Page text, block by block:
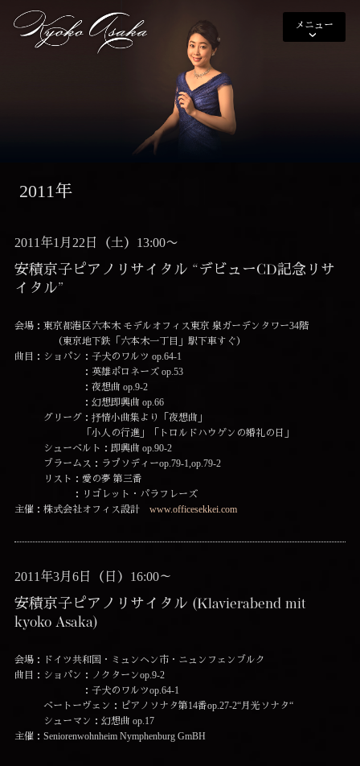
メニュー
2011年
2011年1月22日（土）13:00〜
安積京子ピアノリサイタル “デビューCD記念リサ
イタル”
会場：東京都港区六本木 モデルオフィス東京 泉ガーデンタワー34階
（東京地下鉄「六本木一丁目」駅下車すぐ）
曲目：ショパン：子犬のワルツ op.64-1
：英雄ポロネーズ op.53
：夜想曲 op.9-2
：幻想即興曲 op.66
グリーグ：抒情小曲集より「夜想曲」
「小人の行進」「トロルドハウゲンの婚礼の日」
シューベルト：即興曲 op.90-2
ブラームス：ラプソディーop.79-1,op.79-2
リスト：愛の夢 第三番
：リゴレット・パラフレーズ
主催：株式会社オフィス設計 www.officesekkei.com
2011年3月6日（日）16:00～
安積京子ピアノリサイタル (Klavierabend mit
kyoko Asaka)
会場：ドイツ共和国・ミュンヘン市・ニュンフェンブルク
曲目：ショパン：ノクターンop.9-2
：子犬のワルツop.64-1
ベートーヴェン：ピアノソナタ第14番op.27-2“月光ソナタ“
シューマン：幻想曲 op.17
主催：Seniorenwohnheim Nymphenburg GmBH